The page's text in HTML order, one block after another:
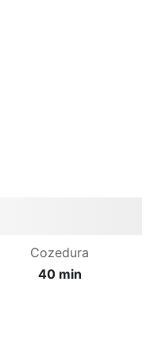
Cozedura
40 min